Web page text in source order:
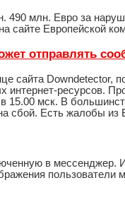
млн. Евро за
сайте Европейской
отправлять
сайта Downdetector,
интернет-ресурсов.
15.00 мск. В
сбой. Есть жалобы
в
пользователи